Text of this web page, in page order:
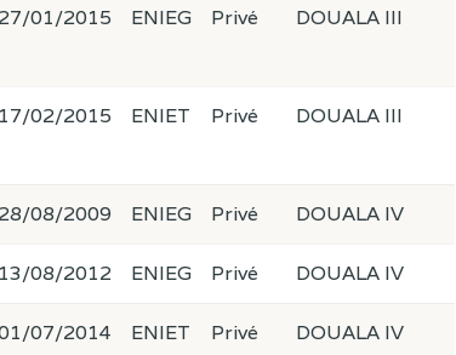
27/01/2015 ENIEG Privé DOUALA III
17/02/2015 ENIET Privé DOUALA III
28/08/2009 ENIEG Privé DOUALA IV
13/08/2012 ENIEG Privé DOUALA IV
07/2014 ENIET Privé DOUALA IV